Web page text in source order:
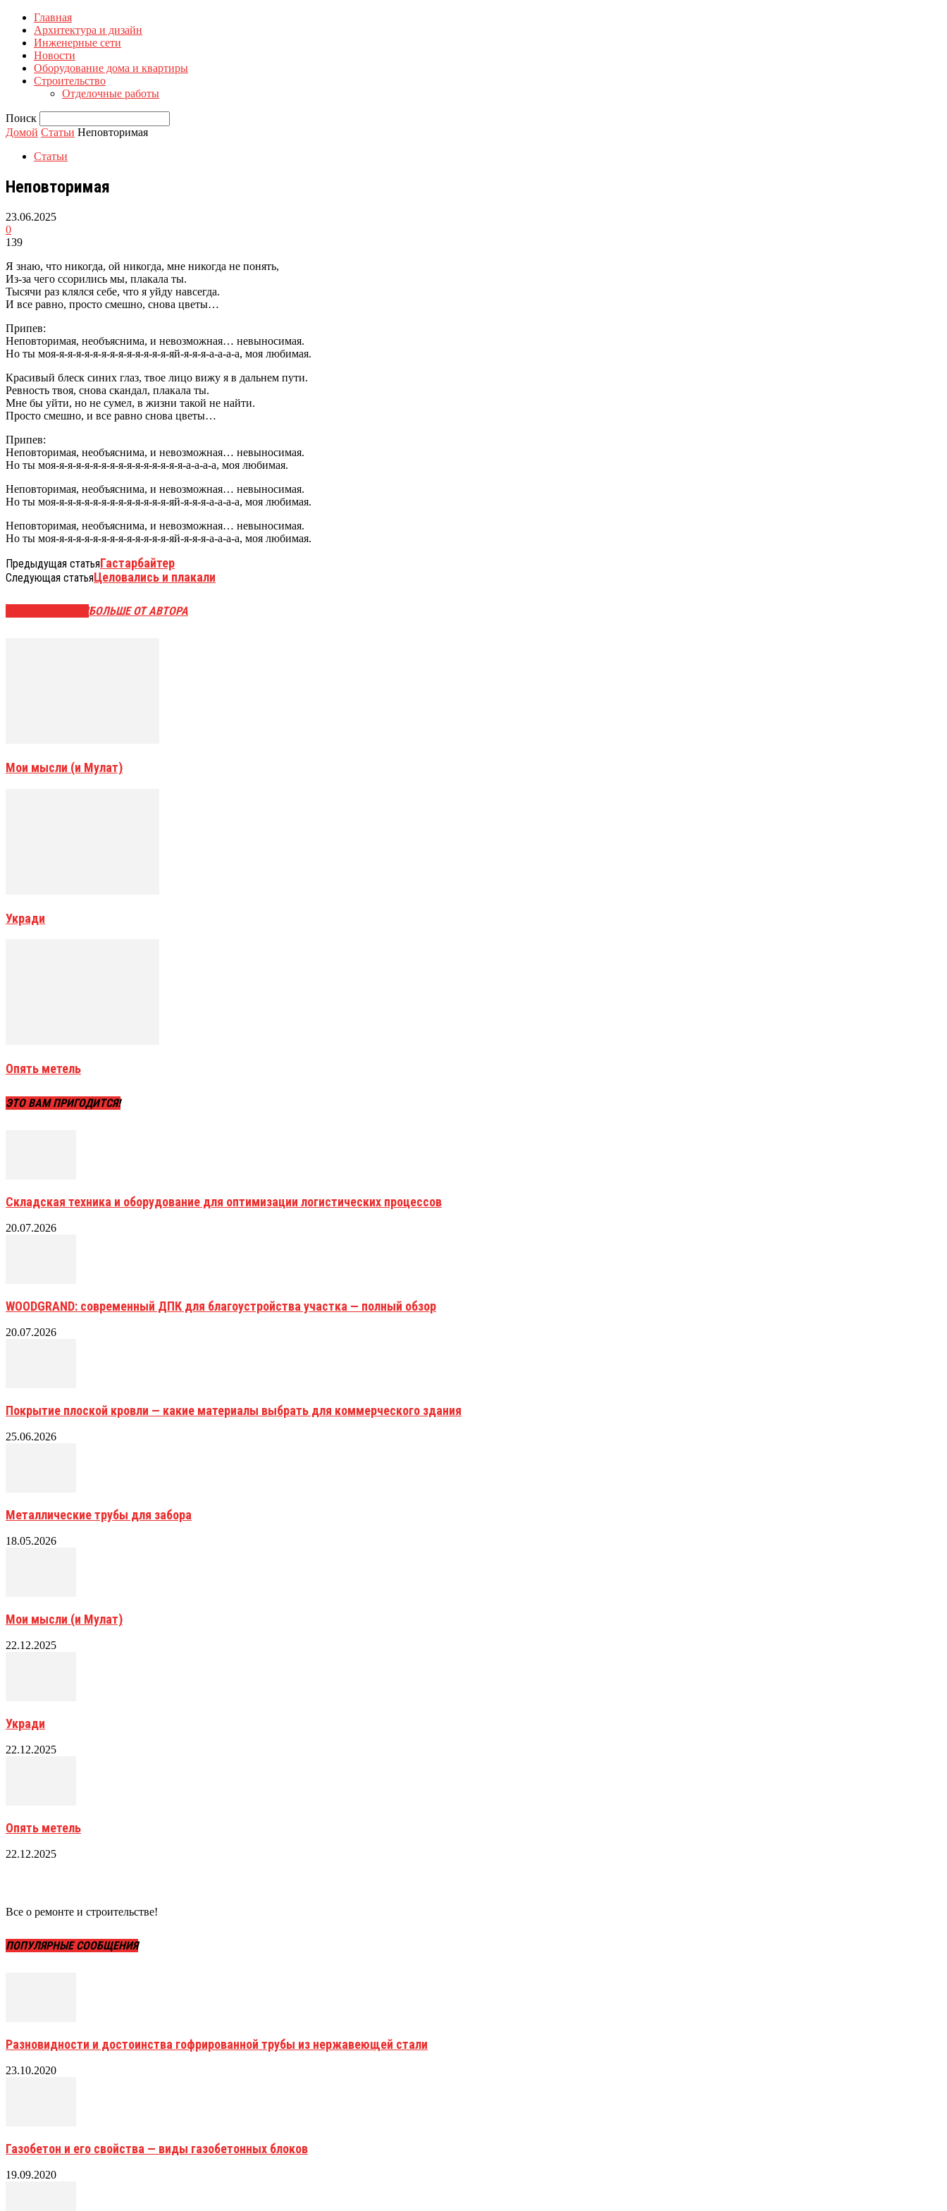
Главная
Архитектура и дизайн
Инженерные сети
Новости
Оборудование дома и квартиры
Строительство
Отделочные работы
Поиск
Домой Статьи Неповторимая
Статьи
Неповторимая
23.06.2025
0
139
Я знаю, что никогда, ой никогда, мне никогда не понять,
Из-за чего ссорились мы, плакала ты.
Тысячи раз клялся себе, что я уйду навсегда.
И все равно, просто смешно, снова цветы…
Припев:
Неповторимая, необъяснима, и невозможная… невыносимая.
Но ты моя-я-я-я-я-я-я-я-я-я-я-я-я-я-яй-я-я-я-а-а-а-а, моя любимая.
Красивый блеск синих глаз, твое лицо вижу я в дальнем пути.
Ревность твоя, снова скандал, плакала ты.
Мне бы уйти, но не сумел, в жизни такой не найти.
Просто смешно, и все равно снова цветы…
Припев:
Неповторимая, необъяснима, и невозможная… невыносимая.
Но ты моя-я-я-я-я-я-я-я-я-я-я-я-я-я-я-я-а-а-а-а, моя любимая.
Неповторимая, необъяснима, и невозможная… невыносимая.
Но ты моя-я-я-я-я-я-я-я-я-я-я-я-я-я-яй-я-я-я-а-а-а-а, моя любимая.
Неповторимая, необъяснима, и невозможная… невыносимая.
Но ты моя-я-я-я-я-я-я-я-я-я-я-я-я-я-яй-я-я-я-а-а-а-а, моя любимая.
Предыдущая статьяГастарбайтер
Следующая статьяЦеловались и плакали
БОЛЬШЕ ОТ АВТОРА
Мои мысли (и Мулат)
Укради
Опять метель
ЭТО ВАМ ПРИГОДИТСЯ!
Складская техника и оборудование для оптимизации логистических процессов
20.07.2026
WOODGRAND: современный ДПК для благоустройства участка — полный обзор
20.07.2026
Покрытие плоской кровли — какие материалы выбрать для коммерческого здания
25.06.2026
Металлические трубы для забора
18.05.2026
Мои мысли (и Мулат)
22.12.2025
Укради
22.12.2025
Опять метель
22.12.2025
Все о ремонте и строительстве!
ПОПУЛЯРНЫЕ СООБЩЕНИЯ
Разновидности и достоинства гофрированной трубы из нержавеющей стали
23.10.2020
Газобетон и его свойства — виды газобетонных блоков
19.09.2020